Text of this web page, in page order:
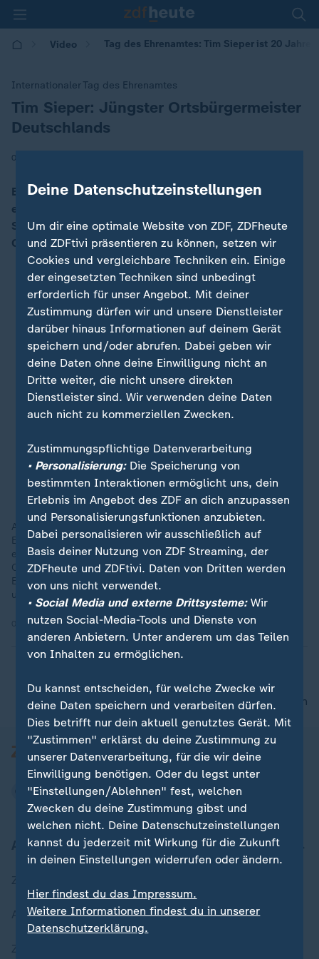
Video Tag des Ehrenamtes: Tim Sieper ist 20 Jahre
Internationaler Tag des Ehrenamtes
:
Tim Sieper: Jüngster Ortsbürgermeister
Deutschlands
04.12.2025 | 16:35
Etwa 27 Millionen Menschen in Deutschland
engagieren sich ehrenamtlich - einer von ihnen ist Tim
Sieper. Mit gerade einmal 20 Jahren ist er der
Ortsbürgermeister von Eckenroth.
Als ehrenamtlicher Ortsbürgermeister seines Heimatdorfs
Eckenroth in Rheinland-Pfalz steht Tim Sieper an der Spitze
einer Gemeinde mit gut 200 Einwohnerinnen und Einwohnern.
Ohne Büro, ohne Verwaltungsapparat - aber mit Herzblut,
Einsatz und einer klaren Haltung: "Wenn wir jungen Menschen
uns nicht kümmern, wer dann?"
04.12.2025 | 1:30 min
nach oben
Aktuell bei ZDFheute
Aktuelle Sendungs-Videos
Deine Datenschutzeinstellungen
Um dir eine optimale Website von ZDF, ZDFheute
und ZDFtivi präsentieren zu können, setzen wir
Cookies und vergleichbare Techniken ein. Einige
der eingesetzten Techniken sind unbedingt
erforderlich für unser Angebot. Mit deiner
Zustimmung dürfen wir und unsere Dienstleister
darüber hinaus Informationen auf deinem Gerät
speichern und/oder abrufen. Dabei geben wir
deine Daten ohne deine Einwilligung nicht an
Dritte weiter, die nicht unsere direkten
Dienstleister sind. Wir verwenden deine Daten
auch nicht zu kommerziellen Zwecken.
Zustimmungspflichtige Datenverarbeitung
• Personalisierung:Die Speicherung von
bestimmten Interaktionen ermöglicht uns, dein
Erlebnis im Angebot des ZDF an dich anzupassen
und Personalisierungsfunktionen anzubieten.
Dabei personalisieren wir ausschließlich auf
Basis deiner Nutzung von ZDF Streaming, der
ZDFheute und ZDFtivi. Daten von Dritten werden
von uns nicht verwendet.
• Social Media und externe Drittsysteme:Wir
nutzen Social-Media-Tools und Dienste von
anderen Anbietern. Unter anderem um das Teilen
von Inhalten zu ermöglichen.
Du kannst entscheiden, für welche Zwecke wir
deine Daten speichern und verarbeiten dürfen.
Dies betrifft nur dein aktuell genutztes Gerät. Mit
"Zustimmen" erklärst du deine Zustimmung zu
unserer Datenverarbeitung, für die wir deine
Einwilligung benötigen. Oder du legst unter
"Einstellungen/Ablehnen" fest, welchen
Zwecken du deine Zustimmung gibst und
welchen nicht. Deine Datenschutzeinstellungen
kannst du jederzeit mit Wirkung für die Zukunft
in deinen Einstellungen widerrufen oder ändern.
Hier findest du das Impressum.
Weitere Informationen findest du in unserer
Datenschutzerklärung.